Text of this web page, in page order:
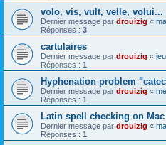
volo, vis, vult, velle, volui...
Dernier message par drouizig «
Réponses : 3
cartulaires
Dernier message par drouizig «
Réponses : 1
Hyphenation problem
Dernier message par drouizig «
Réponses : 1
Latin spell checking on Mac
Dernier message par drouizig «
Réponses : 1